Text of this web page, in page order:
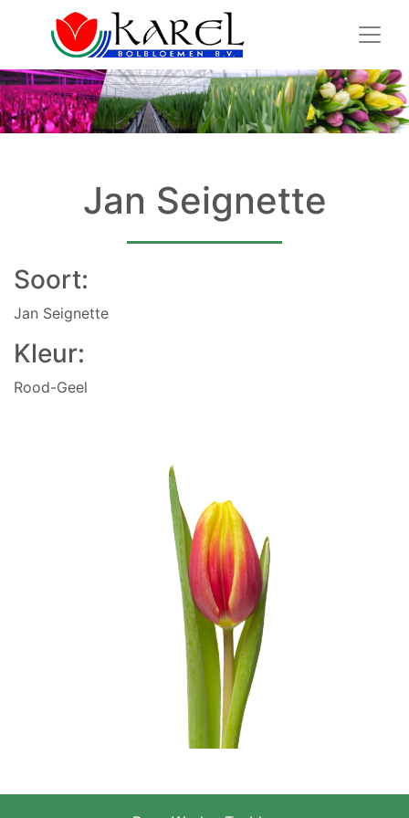
Jan Seignette
Soort:
Jan Seignette
Kleur:
Rood-Geel